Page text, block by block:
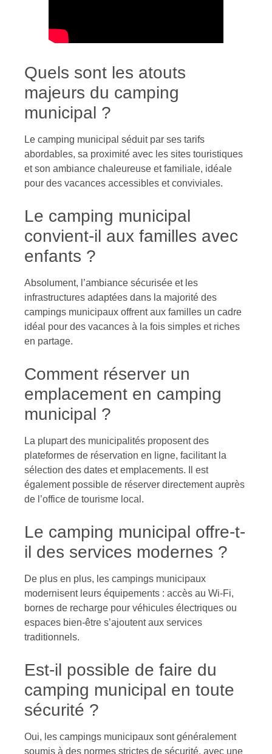
Quels sont les atouts
majeurs du camping
municipal ?
Le camping municipal séduit par ses tarifs
abordables, sa proximité avec les sites touristiques
et son ambiance chaleureuse et familiale, idéale
pour des vacances accessibles et conviviales.
Le camping municipal
convient-il aux familles avec
enfants ?
Absolument, l’ambiance sécurisée et les
infrastructures adaptées dans la majorité des
campings municipaux offrent aux familles un cadre
idéal pour des vacances à la fois simples et riches
en partage.
Comment réserver un
emplacement en camping
municipal ?
La plupart des municipalités proposent des
plateformes de réservation en ligne, facilitant la
sélection des dates et emplacements. Il est
également possible de réserver directement auprès
de l’office de tourisme local.
Le camping municipal offre-t-
il des services modernes ?
De plus en plus, les campings municipaux
modernisent leurs équipements : accès au Wi-Fi,
bornes de recharge pour véhicules électriques ou
espaces bien-être s’ajoutent aux services
traditionnels.
Est-il possible de faire du
camping municipal en toute
sécurité ?
Oui, les campings municipaux sont généralement
soumis à des normes strictes de sécurité, avec une